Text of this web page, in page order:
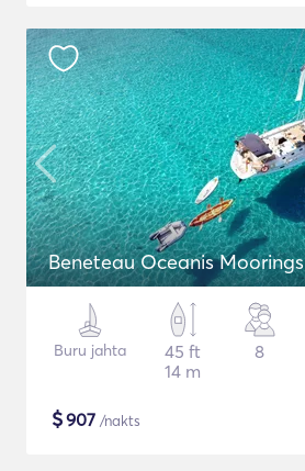
Beneteau Oceanis Moorings
Buru jahta
45 ft
14 m
8
$907 /nakts